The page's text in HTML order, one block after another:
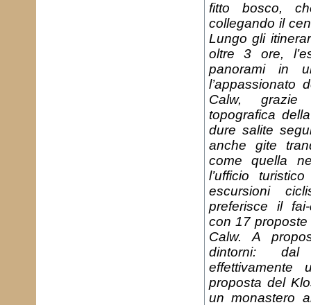
fitto bosco,
collegando il
Lungo gli
oltre 3 ore,
panorami in
l’appassionato
Calw, grazie
topografica
dure salite
anche gite
come quella
l’ufficio
escursioni
preferisce il
con 17
Calw. A
dintorni:
proposta del
un monastero